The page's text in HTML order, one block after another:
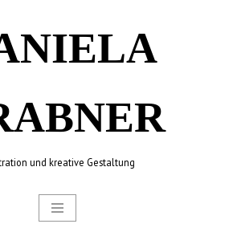
und kreative Gestaltung